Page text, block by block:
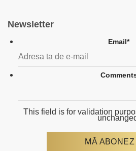
Newsletter
Email*
This field is for validation